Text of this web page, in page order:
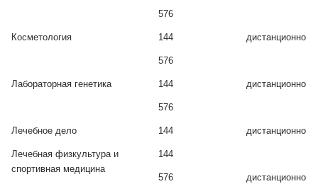
576
Косметология 144 дистанционно
576
Лабораторная генетика 144 дистанционно
576
Лечебное дело 144 дистанционно
Лечебная физкультура и
спортивная медицина
144
576 дистанционно